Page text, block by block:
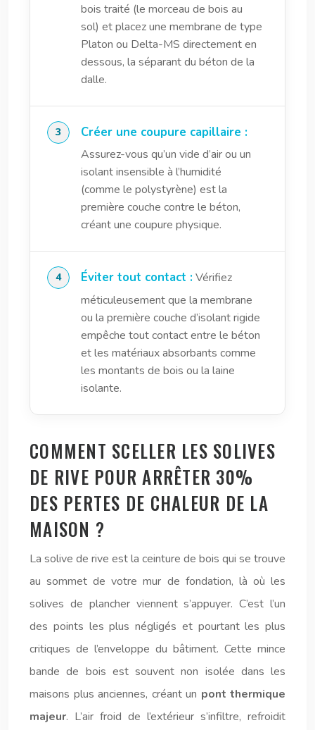
bois traité (le morceau de bois au
sol) et placez une membrane de type
Platon ou Delta-MS directement en
dessous, la séparant du béton de la
dalle.
Créer une coupure capillaire :
Assurez-vous qu’un vide d’air ou un
isolant insensible à l’humidité
(comme le polystyrène) est la
première couche contre le béton,
créant une coupure physique.
Éviter tout contact : Vérifiez
méticuleusement que la membrane
ou la première couche d’isolant rigide
empêche tout contact entre le béton
et les matériaux absorbants comme
les montants de bois ou la laine
isolante.
COMMENT SCELLER LES SOLIVES
DE RIVE POUR ARRÊTER 30%
DES PERTES DE CHALEUR DE LA
MAISON ?
La solive de rive est la ceinture de bois qui se trouve
au sommet de votre mur de fondation, là où les
solives de plancher viennent s’appuyer. C’est l’un
des points les plus négligés et pourtant les plus
critiques de l’enveloppe du bâtiment. Cette mince
bande de bois est souvent non isolée dans les
maisons plus anciennes, créant un pont thermique
majeur. L’air froid de l’extérieur s’infiltre, refroidit